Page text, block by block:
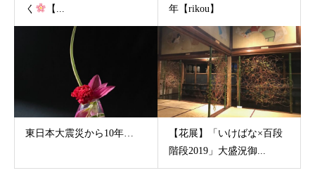
く
【...
年【rikou】
東日本大震災から10年…
【花展】「いけばな×百段
階段2019」大盛況御...